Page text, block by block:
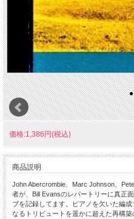
価格:1,386円(税込)
商品説明
John Abercrombie、Marc Johnson、
者が、Bill Evansのレパートリーに真正
ブを記録してます。ピアノを欠いた編
なるトリビュートを遥かに超えた再構